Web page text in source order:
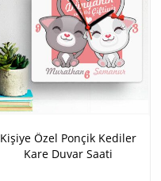
Kişiye Özel Ponçik Kediler
Kare Duvar Saati